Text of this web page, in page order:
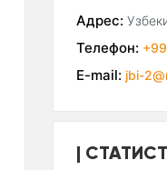
Адрес:
Телефон:
E-mail: jbi-